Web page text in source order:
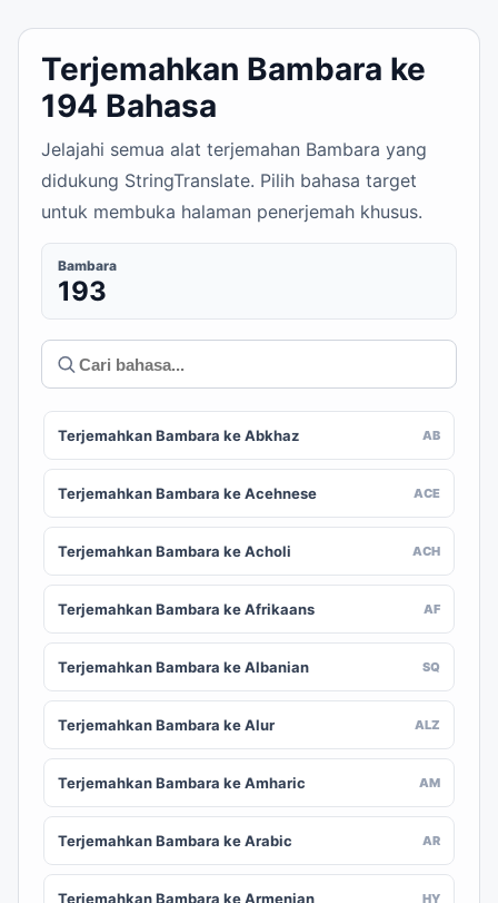
Terjemahkan Bambara ke
194 Bahasa
Jelajahi semua alat terjemahan Bambara yang
didukung StringTranslate. Pilih bahasa target
untuk membuka halaman penerjemah khusus.
Bambara
193
Terjemahkan Bambara ke Abkhaz AB
Terjemahkan Bambara ke Acehnese ACE
Terjemahkan Bambara ke Acholi ACH
Terjemahkan Bambara ke Afrikaans AF
Terjemahkan Bambara ke Albanian SQ
Terjemahkan Bambara ke Alur ALZ
Terjemahkan Bambara ke Amharic AM
Terjemahkan Bambara ke Arabic AR
Terjemahkan Bambara ke Armenian HY